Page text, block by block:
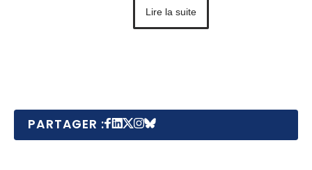
Lire la suite
PARTAGER :